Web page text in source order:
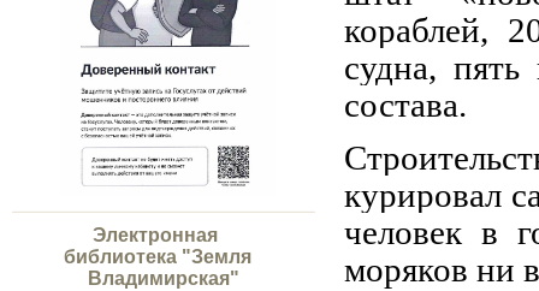
Электронная
библиотека "Земля
Владимирская"
кораблей,
судна,
состава.
курировал
человек в
моряков ни